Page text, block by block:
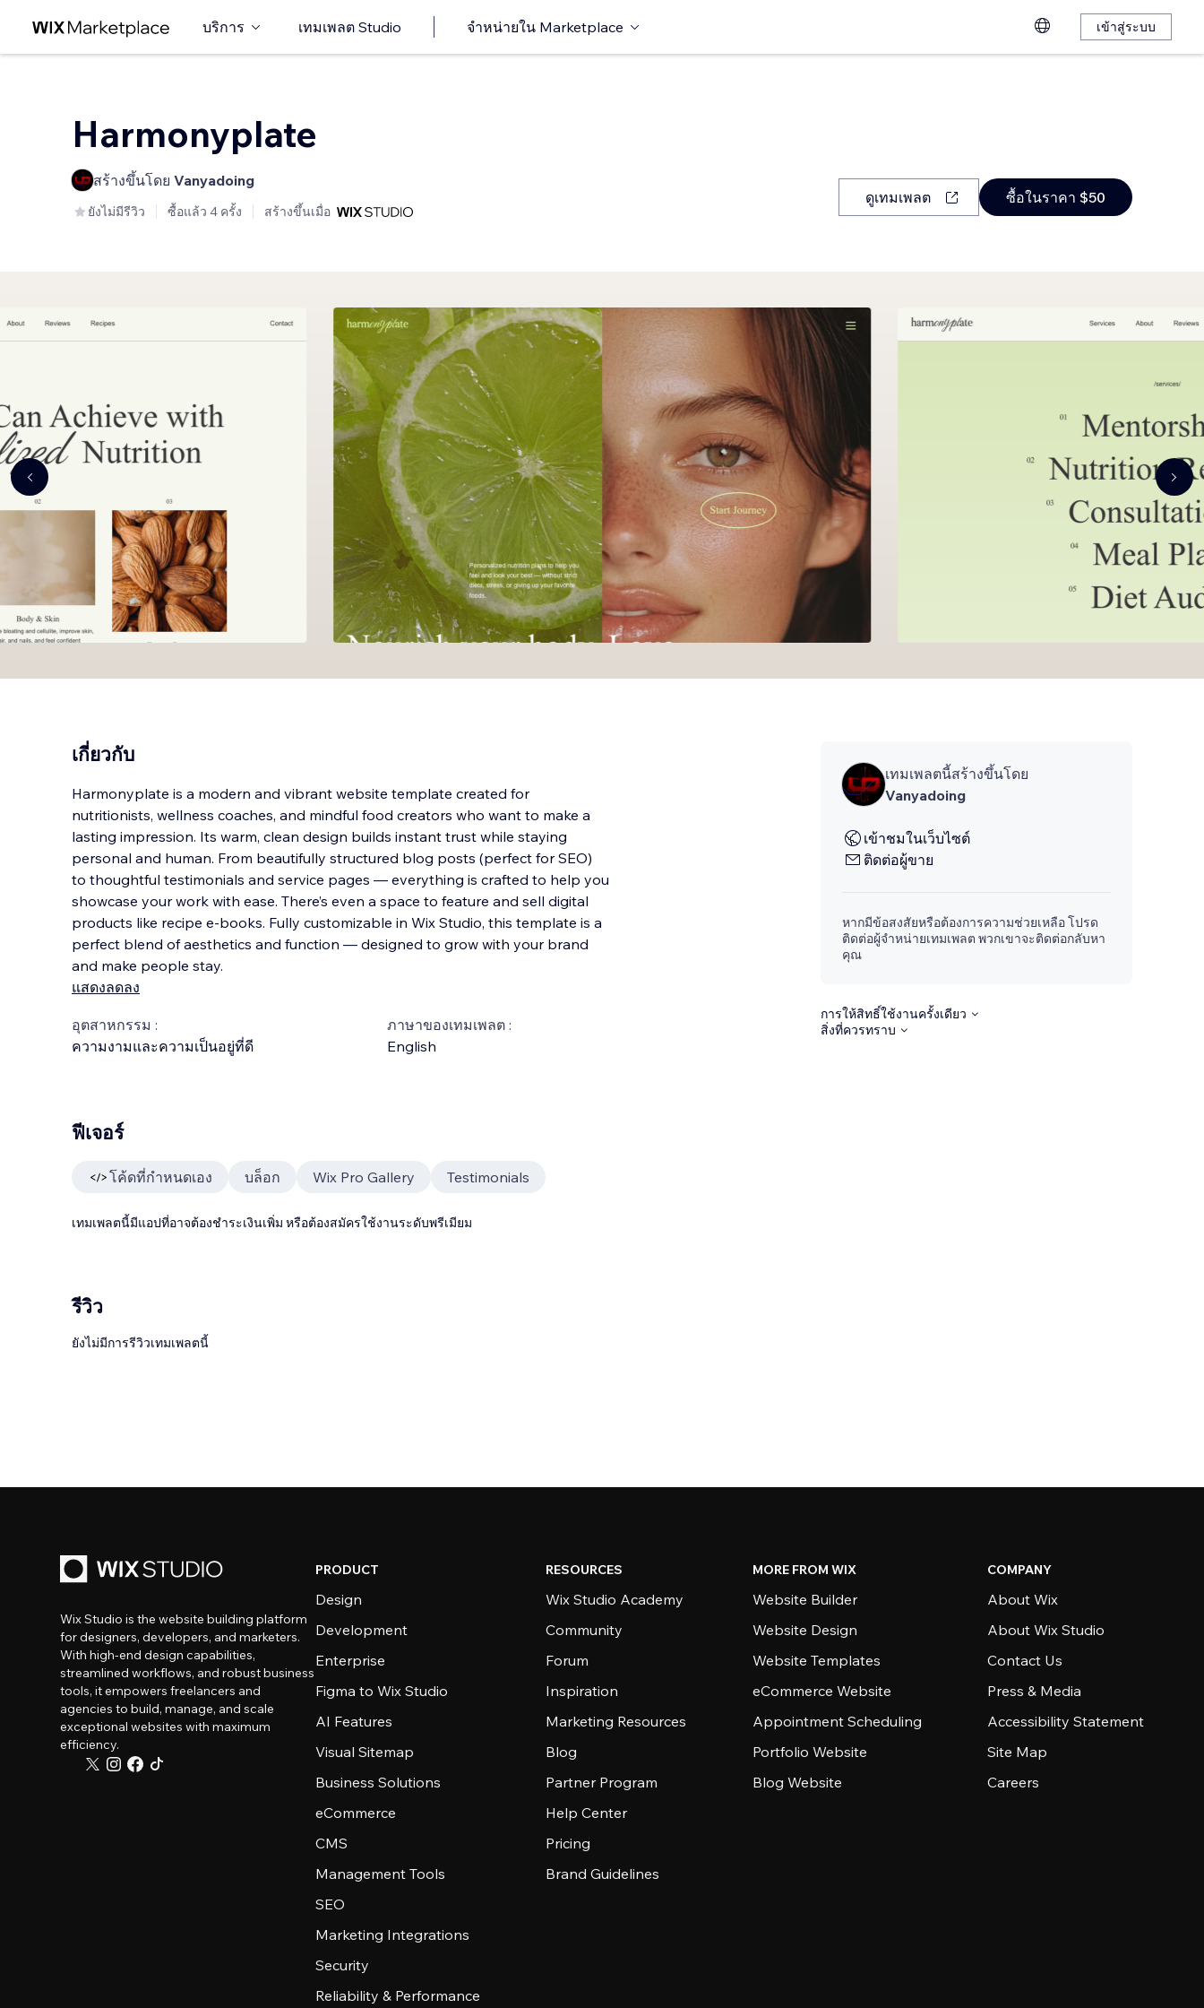
บริการ เทมเพลต Studio จำหน่ายใน Marketplace เข้าสู่ระบบ
Harmonyplate
สร้างขึ้นโดย Vanyadoing
ยังไม่มีรีวิว ซื้อแล้ว 4 ครั้ง สร้างขึ้นเมื่อ
ดูเทมเพลต ซื้อในราคา $50
เกี่ยวกับ
Harmonyplate is a modern and vibrant website template created for
nutritionists, wellness coaches, and mindful food creators who want to make a
lasting impression. Its warm, clean design builds instant trust while staying
personal and human. From beautifully structured blog posts (perfect for SEO)
to thoughtful testimonials and service pages — everything is crafted to help you
showcase your work with ease. There’s even a space to feature and sell digital
products like recipe e-books. Fully customizable in Wix Studio, this template is a
perfect blend of aesthetics and function — designed to grow with your brand
and make people stay.
แสดงลดลง
อุตสาหกรรม :
ความงามและความเป็นอยู่ที่ดี
ภาษาของเทมเพลต :
English
เทมเพลตนี้สร้างขึ้นโดย
Vanyadoing
เข้าชมในเว็บไซต์
ติดต่อผู้ขาย
หากมีข้อสงสัยหรือต้องการความช่วยเหลือ โปรด
ติดต่อผู้จำหน่ายเทมเพลต พวกเขาจะติดต่อกลับหา
คุณ
การให้สิทธิ์ใช้งานครั้งเดียว
สิ่งที่ควรทราบ
ฟีเจอร์
โค้ดที่กำหนดเอง บล็อก Wix Pro Gallery Testimonials
เทมเพลตนี้มีแอปที่อาจต้องชำระเงินเพิ่ม หรือต้องสมัครใช้งานระดับพรีเมียม
รีวิว
ยังไม่มีการรีวิวเทมเพลตนี้
Wix Studio is the website building platform
for designers, developers, and marketers.
With high-end design capabilities,
streamlined workflows, and robust business
tools, it empowers freelancers and
agencies to build, manage, and scale
exceptional websites with maximum
efficiency.
PRODUCT
Design
Development
Enterprise
Figma to Wix Studio
AI Features
Visual Sitemap
Business Solutions
eCommerce
CMS
Management Tools
SEO
Marketing Integrations
Security
Reliability & Performance
RESOURCES
Wix Studio Academy
Community
Forum
Inspiration
Marketing Resources
Blog
Partner Program
Help Center
Pricing
Brand Guidelines
MORE FROM WIX
Website Builder
Website Design
Website Templates
eCommerce Website
Appointment Scheduling
Portfolio Website
Blog Website
COMPANY
About Wix
About Wix Studio
Contact Us
Press & Media
Accessibility Statement
Site Map
Careers